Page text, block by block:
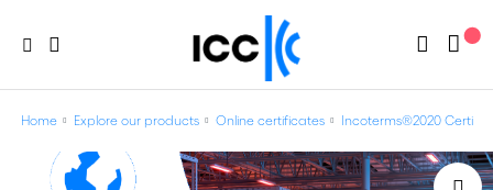
Home Explore our products Online certificates Incoterms®2020